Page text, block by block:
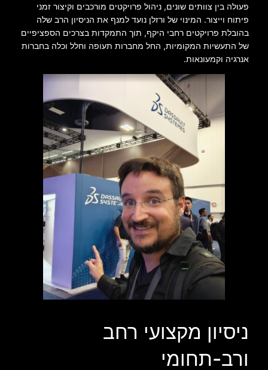
פעולה בין צוותים שונים, ניהול פרויקטים מורכבים וקיצור זמני
פיתוח וייצור. המינוי של ורזלן נועד למנף את הניסיון הרב שלה
בהובלת פרויקטים רחבי היקף, תוך התמקדות בצרכים הספציפיים
של התעשיות המקומיות, החל מחברות תעופה וחלל וכלה בחברות
אנרגיה וקמעונאות.
ניסיון מקצועי רחב
ורב-תחומי